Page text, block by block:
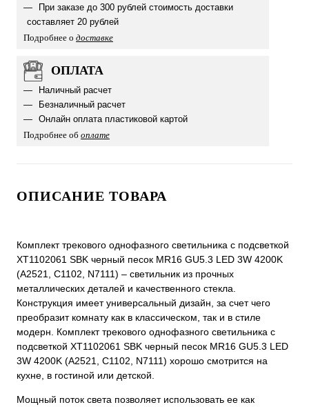
При заказе до 300 рублей стоимость доставки
составляет 20 рублей
Подробнее о доставке
ОПЛАТА
Наличный расчет
Безналичный расчет
Онлайн оплата пластиковой картой
Подробнее об оплате
ОПИСАНИЕ ТОВАРА
Комплект трекового однофазного светильника с подсветкой
XT1102061 SBK черный песок MR16 GU5.3 LED 3W 4200K
(A2521, C1102, N7111) – светильник из прочных
металлических деталей и качественного стекла.
Конструкция имеет универсальный дизайн, за счет чего
преобразит комнату как в классическом, так и в стиле
модерн. Комплект трекового однофазного светильника с
подсветкой XT1102061 SBK черный песок MR16 GU5.3 LED
3W 4200K (A2521, C1102, N7111) хорошо смотрится на
кухне, в гостиной или детской.
Мощный поток света позволяет использовать ее как